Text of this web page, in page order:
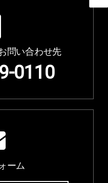
問い合わせ先
0110
ーム